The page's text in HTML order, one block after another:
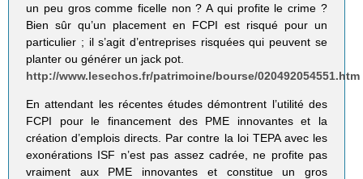
un peu gros comme ficelle non ? A qui profite le crime ?
Bien sûr qu’un placement en FCPI est risqué pour un
particulier ; il s’agit d’entreprises risquées qui peuvent se
planter ou générer un jack pot.
http://www.lesechos.fr/patrimoine/bourse/020492054551.htm
En attendant les récentes études démontrent l’utilité des
FCPI pour le financement des PME innovantes et la
création d’emplois directs. Par contre la loi TEPA avec les
exonérations ISF n’est pas assez cadrée, ne profite pas
vraiment aux PME innovantes et constitue un gros